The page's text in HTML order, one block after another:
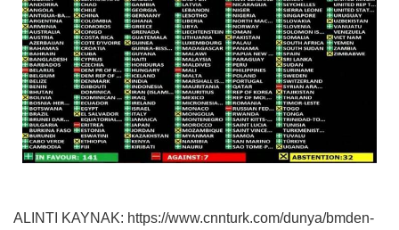
ALINTI KAYNAK: https://www.cnnturk.com/dunya/bmden-